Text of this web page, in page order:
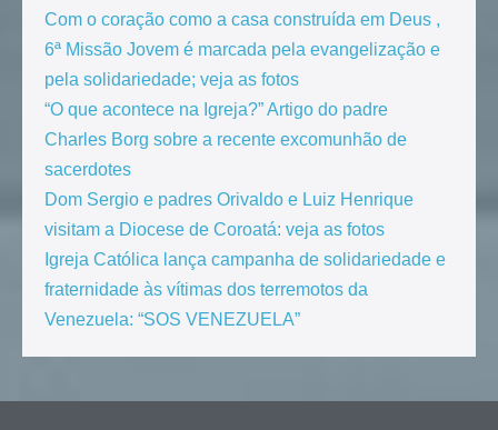
Com o coração como a casa construída em Deus ,
6ª Missão Jovem é marcada pela evangelização e
pela solidariedade; veja as fotos
“O que acontece na Igreja?” Artigo do padre
Charles Borg sobre a recente excomunhão de
sacerdotes
Dom Sergio e padres Orivaldo e Luiz Henrique
visitam a Diocese de Coroatá: veja as fotos
Igreja Católica lança campanha de solidariedade e
fraternidade às vítimas dos terremotos da
Venezuela: “SOS VENEZUELA”